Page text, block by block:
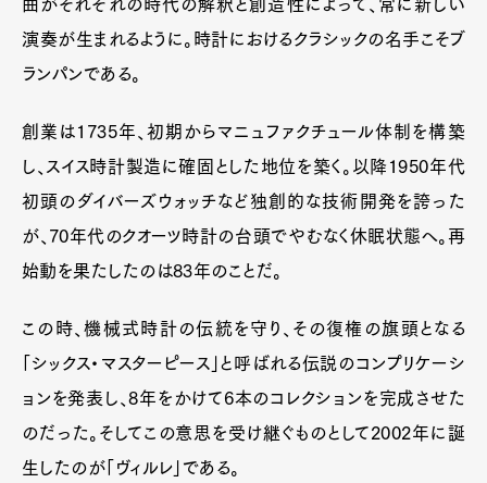
曲がそれぞれの時代の解釈と創造性によって、常に新しい
演奏が生まれるように。時計におけるクラシックの名手こそブ
ランパンである。
創業は1735年、初期からマニュファクチュール体制を構築
し、スイス時計製造に確固とした地位を築く。以降1950年代
初頭のダイバーズウォッチなど独創的な技術開発を誇った
が、70年代のクオーツ時計の台頭でやむなく休眠状態へ。再
始動を果たしたのは83年のことだ。
この時、機械式時計の伝統を守り、その復権の旗頭となる
「シックス・マスターピース」と呼ばれる伝説のコンプリケーシ
ョンを発表し、8年をかけて6本のコレクションを完成させた
のだった。そしてこの意思を受け継ぐものとして2002年に誕
生したのが「ヴィルレ」である。